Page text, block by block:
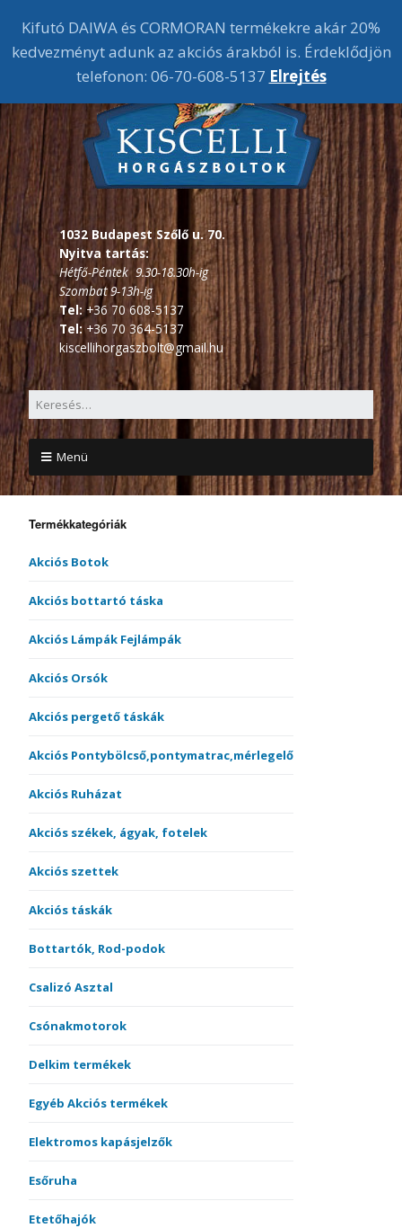
1032 Budapest Szőlő u. 70.
Nyitva tartás:
Hétfő-Péntek 9.30-18.30h-ig
Szombat 9-13h-ig
Tel:+36 70 608-5137
Tel: +36 70 364-5137
kiscellihorgaszbolt@gmail.hu
Menü
Termékkategóriák
Akciós Botok
Akciós bottartó táska
Akciós Lámpák Fejlámpák
Akciós Orsók
Akciós pergető táskák
Akciós Pontybölcső,pontymatrac,mérlegelő
Akciós Ruházat
Akciós székek, ágyak, fotelek
Akciós szettek
Akciós táskák
Bottartók, Rod-podok
Csalizó Asztal
Csónakmotorok
Delkim termékek
Egyéb Akciós termékek
Elektromos kapásjelzők
Esőruha
Etetőhajók
Kifutó DAIWA és CORMORAN termékekre akár 20%
kedvezményt adunk az akciós árakból is. Érdeklődjön
telefonon: 06-70-608-5137 Elrejtés